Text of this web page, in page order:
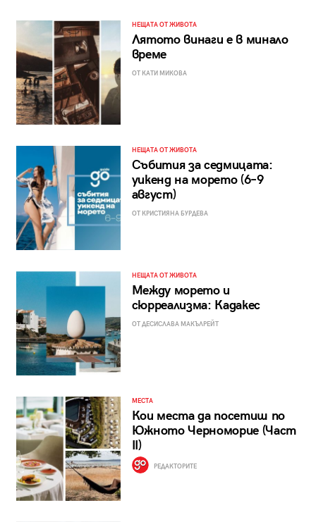
НЕЩАТА ОТ ЖИВОТА
Лятото винаги е в минало
време
ОТ КАТИ МИКОВА
НЕЩАТА ОТ ЖИВОТА
Събития за седмицата:
уикенд на морето (6–9
август)
ОТ КРИСТИЯНА БУРДЕВА
НЕЩАТА ОТ ЖИВОТА
Между морето и
сюрреализма: Кадакес
ОТ ДЕСИСЛАВА МАКЪЛРЕЙТ
МЕСТА
Кои места да посетиш по
Южното Черноморие (Част
II)
РЕДАКТОРИТЕ